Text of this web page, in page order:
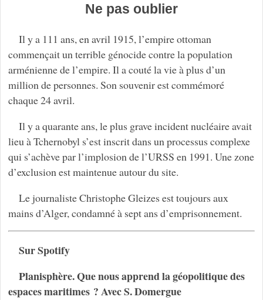
Ne pas oublier
Il y a 111 ans, en avril 1915, l’empire ottoman
commençait un terrible génocide contre la population
arménienne de l’empire. Il a couté la vie à plus d’un
million de personnes. Son souvenir est commémoré
chaque 24 avril.
Il y a quarante ans, le plus grave incident nucléaire avait
lieu à Tchernobyl s’est inscrit dans un processus complexe
qui s’achève par l’implosion de l’URSS en 1991. Une zone
d’exclusion est maintenue autour du site.
Le journaliste Christophe Gleizes est toujours aux
mains d’Alger, condamné à sept ans d’emprisonnement.
Sur Spotify
Planisphère. Que nous apprend la géopolitique des
espaces maritimes ? Avec S. Domergue